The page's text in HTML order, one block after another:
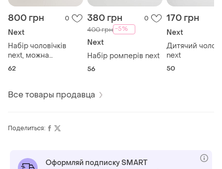
800 грн 0
Next
Набір чоловічків
next, можна
поштучно
62
380 грн 0
400 грн -5%
Next
Набір ромперів next
56
170 грн
Next
Дитячий
next
50
Все товары продавца
Поделиться:
Оформляй подписку SMART